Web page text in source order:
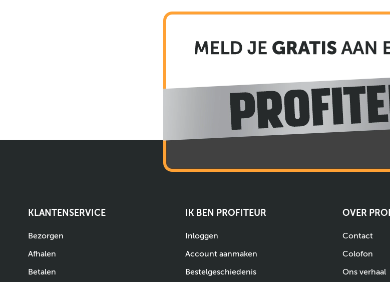
KLANTENSERVICE
Bezorgen
Afhalen
Betalen
IK BEN PROFITEUR
Inloggen
Account aanmaken
Bestelgeschiedenis
OVER
Contact
Colofon
Ons verhaal